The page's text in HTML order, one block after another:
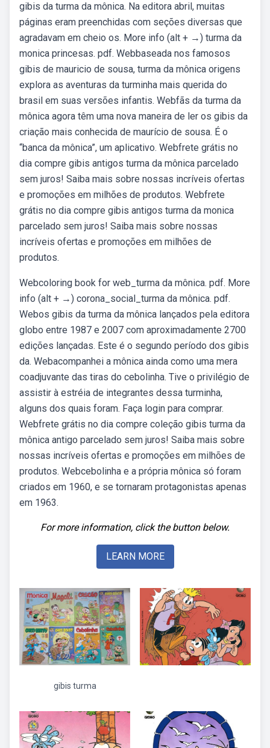
gibis da turma da mônica. Na editora abril, muitas
páginas eram preenchidas com seções diversas que
agradavam em cheio os. More info (alt + →) turma da
monica princesas. pdf. Webbaseada nos famosos
gibis de mauricio de sousa, turma da mônica origens
explora as aventuras da turminha mais querida do
brasil em suas versões infantis. Webfãs da turma da
mônica agora têm uma nova maneira de ler os gibis da
criação mais conhecida de maurício de sousa. É o
“banca da mônica”, um aplicativo. Webfrete grátis no
dia compre gibis antigos turma da mônica parcelado
sem juros! Saiba mais sobre nossas incríveis ofertas
e promoções em milhões de produtos. Webfrete
grátis no dia compre gibis antigos turma da monica
parcelado sem juros! Saiba mais sobre nossas
incríveis ofertas e promoções em milhões de
produtos.
Webcoloring book for web_turma da mônica. pdf. More
info (alt + →) corona_social_turma da mônica. pdf.
Webos gibis da turma da mônica lançados pela editora
globo entre 1987 e 2007 com aproximadamente 2700
edições lançadas. Este é o segundo período dos gibis
da. Webacompanhei a mônica ainda como uma mera
coadjuvante das tiras do cebolinha. Tive o privilégio de
assistir à estréia de integrantes dessa turminha,
alguns dos quais foram. Faça login para comprar.
Webfrete grátis no dia compre coleção gibis turma da
mônica antigo parcelado sem juros! Saiba mais sobre
nossas incríveis ofertas e promoções em milhões de
produtos. Webcebolinha e a própria mônica só foram
criados em 1960, e se tornaram protagonistas apenas
em 1963.
For more information, click the button below.
LEARN MORE
gibis turma